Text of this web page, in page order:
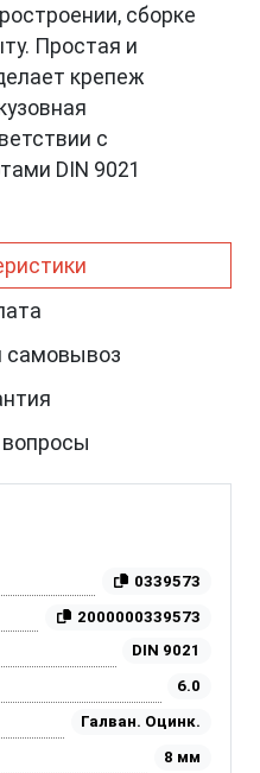
сборке
Простая и
крепеж
с
DIN 9021
самовывоз
0339573
2000000339573
DIN 9021
6.0
Галван. Оцинк.
8 мм